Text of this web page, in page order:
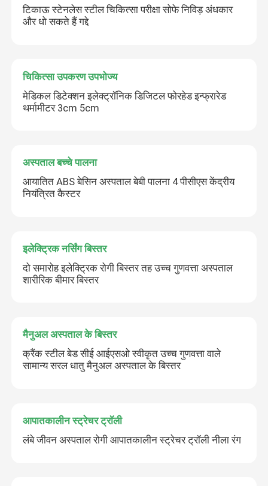
टिकाऊ स्टेनलेस स्टील चिकित्सा परीक्षा सोफे निविड़ अंधकार
और धो सकते हैं गद्दे
चिकित्सा उपकरण उपभोज्य
मेडिकल डिटेक्शन इलेक्ट्रॉनिक डिजिटल फोरहेड इन्फ्रारेड
थर्मामीटर 3cm 5cm
अस्पताल बच्चे पालना
आयातित ABS बेसिन अस्पताल बेबी पालना 4 पीसीएस केंद्रीय
नियंत्रित कैस्टर
इलेक्ट्रिक नर्सिंग बिस्तर
दो समारोह इलेक्ट्रिक रोगी बिस्तर तह उच्च गुणवत्ता अस्पताल
शारीरिक बीमार बिस्तर
मैनुअल अस्पताल के बिस्तर
क्रैंक स्टील बेड सीई आईएसओ स्वीकृत उच्च गुणवत्ता वाले
सामान्य सरल धातु मैनुअल अस्पताल के बिस्तर
आपातकालीन स्ट्रेचर ट्रॉली
लंबे जीवन अस्पताल रोगी आपातकालीन स्ट्रेचर ट्रॉली नीला रंग